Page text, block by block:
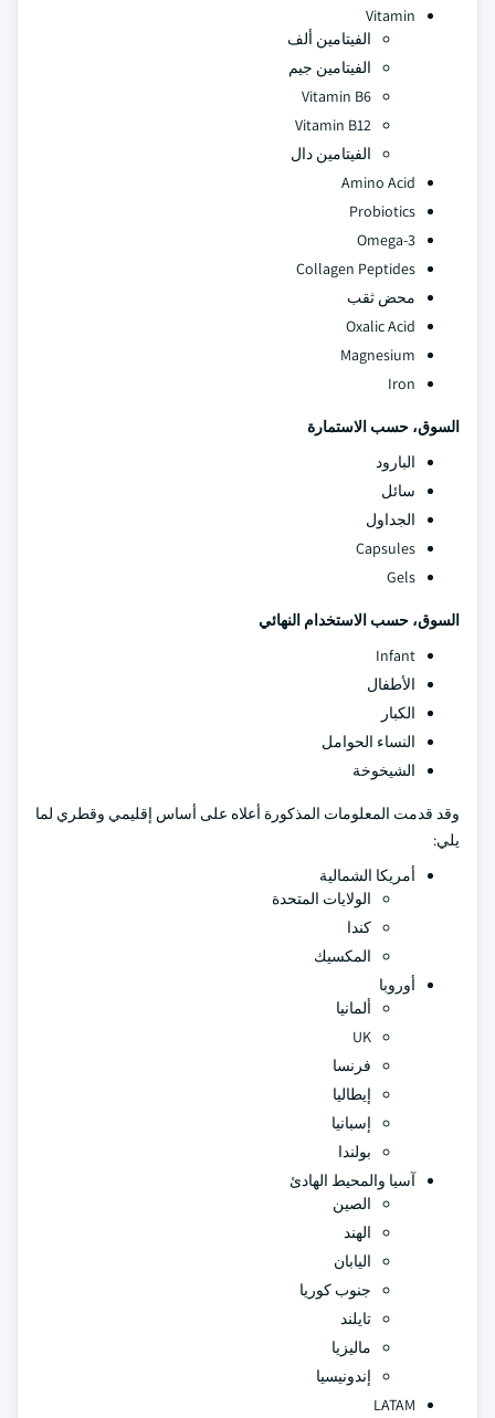
Vitamin
الفيتامين ألف
الفيتامين جيم
Vitamin B6
Vitamin B12
الفيتامين دال
Amino Acid
Probiotics
Omega-3
Collagen Peptides
محض ثقب
Oxalic Acid
Magnesium
Iron
السوق، حسب الاستمارة
البارود
سائل
الجداول
Capsules
Gels
السوق، حسب الاستخدام النهائي
Infant
الأطفال
الكبار
النساء الحوامل
الشيخوخة
وقد قدمت المعلومات المذكورة أعلاه على أساس إقليمي وقطري لما
يلي:
أمريكا الشمالية
الولايات المتحدة
كندا
المكسيك
أوروبا
ألمانيا
UK
فرنسا
إيطاليا
إسبانيا
بولندا
آسيا والمحيط الهادئ
الصين
الهند
اليابان
جنوب كوريا
تايلند
ماليزيا
إندونيسيا
LATAM